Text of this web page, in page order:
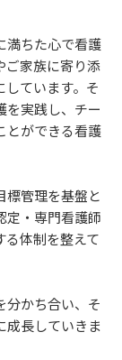
満ちた心で看護
ご家族に寄り添
ています。そ
を実践し、チー
とができる看護
標管理を基盤と
定・専門看護師
る体制を整えて
分かち合い、そ
成長していきま